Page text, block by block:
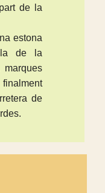
de la
estona
de la
de